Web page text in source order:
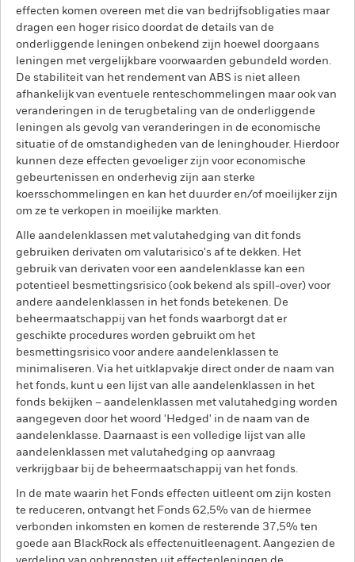
effecten komen overeen met die van bedrijfsobligaties maar
dragen een hoger risico doordat de details van de
onderliggende leningen onbekend zijn hoewel doorgaans
leningen met vergelijkbare voorwaarden gebundeld worden.
De stabiliteit van het rendement van ABS is niet alleen
afhankelijk van eventuele renteschommelingen maar ook van
veranderingen in de terugbetaling van de onderliggende
leningen als gevolg van veranderingen in de economische
situatie of de omstandigheden van de leninghouder. Hierdoor
kunnen deze effecten gevoeliger zijn voor economische
gebeurtenissen en onderhevig zijn aan sterke
koersschommelingen en kan het duurder en/of moeilijker zijn
om ze te verkopen in moeilijke markten.
Alle aandelenklassen met valutahedging van dit fonds
gebruiken derivaten om valutarisico's af te dekken. Het
gebruik van derivaten voor een aandelenklasse kan een
potentieel besmettingsrisico (ook bekend als spill-over) voor
andere aandelenklassen in het fonds betekenen. De
beheermaatschappij van het fonds waarborgt dat er
geschikte procedures worden gebruikt om het
besmettingsrisico voor andere aandelenklassen te
minimaliseren. Via het uitklapvakje direct onder de naam van
het fonds, kunt u een lijst van alle aandelenklassen in het
fonds bekijken – aandelenklassen met valutahedging worden
aangegeven door het woord 'Hedged' in de naam van de
aandelenklasse. Daarnaast is een volledige lijst van alle
aandelenklassen met valutahedging op aanvraag
verkrijgbaar bij de beheermaatschappij van het fonds.
In de mate waarin het Fonds effecten uitleent om zijn kosten
te reduceren, ontvangt het Fonds 62,5% van de hiermee
verbonden inkomsten en komen de resterende 37,5% ten
goede aan BlackRock als effectenuitleenagent. Aangezien de